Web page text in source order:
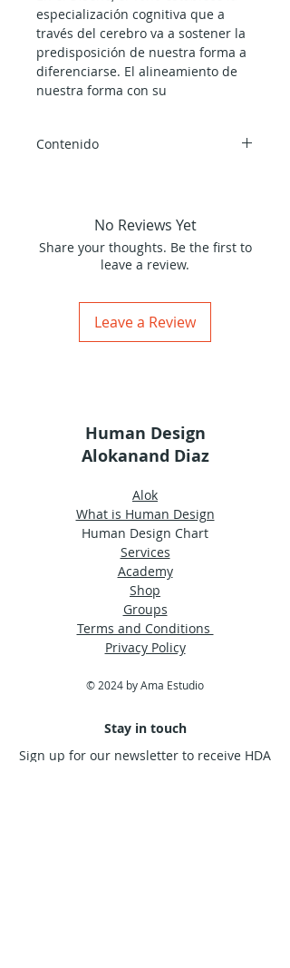
especialización cognitiva que a
través del cerebro va a sostener la
predisposición de nuestra forma a
diferenciarse. El alineamiento de
nuestra forma con su
físico en el que nos movemos, con
como vehículo diseñado para
completar el ciclo de vida uraniano
de 84 años, que es el
evolutivo en el que nos
encontramos como especie.
Contenido
No Reviews Yet
Share your thoughts. Be the first to
leave a review.
Leave a Review
Human Design
Alokanand Diaz
Alok
What is Human Design
Human Design Chart
Services
Academy
Shop
Groups
Terms and Conditions
Privacy Policy
© 2024 by Ama Estudio
Stay in touch
Sign up for our newsletter to receive HDA